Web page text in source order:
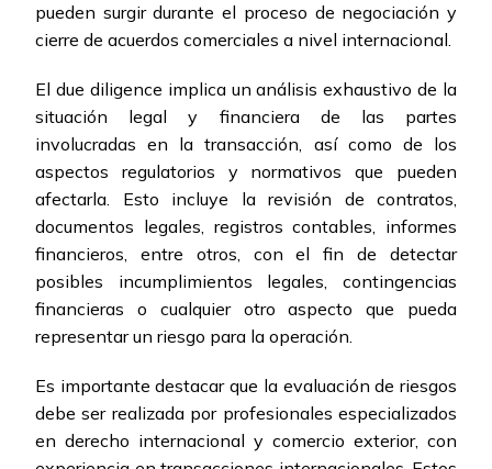
pueden surgir durante el proceso de negociación y
cierre de acuerdos comerciales a nivel internacional.
El due diligence implica un análisis exhaustivo de la
situación legal y financiera de las partes
involucradas en la transacción, así como de los
aspectos regulatorios y normativos que pueden
afectarla. Esto incluye la revisión de contratos,
documentos legales, registros contables, informes
financieros, entre otros, con el fin de detectar
posibles incumplimientos legales, contingencias
financieras o cualquier otro aspecto que pueda
representar un riesgo para la operación.
Es importante destacar que la evaluación de riesgos
debe ser realizada por profesionales especializados
en derecho internacional y comercio exterior, con